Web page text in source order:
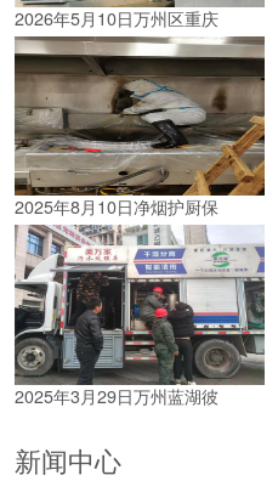
2026年5月10日万州区重庆
2025年8月10日净烟护厨保
2025年3月29日万州蓝湖彼
新闻中心